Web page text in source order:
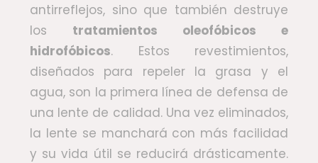
antirreflejos, sino que también destruye
los tratamientos oleofóbicos e
hidrofóbicos. Estos revestimientos,
diseñados para repeler la grasa y el
agua, son la primera línea de defensa de
una lente de calidad. Una vez eliminados,
la lente se manchará con más facilidad
y su vida útil se reducirá drásticamente.